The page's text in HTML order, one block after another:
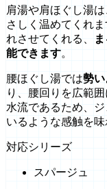
肩湯や肩ほぐし湯
さしく温めてくれ
れさせてくれる、
能できます。
腰ほぐし湯では勢
り、腰回りを広範
水流であるため、
いるような感触を味
対応シリーズ
スパージュ